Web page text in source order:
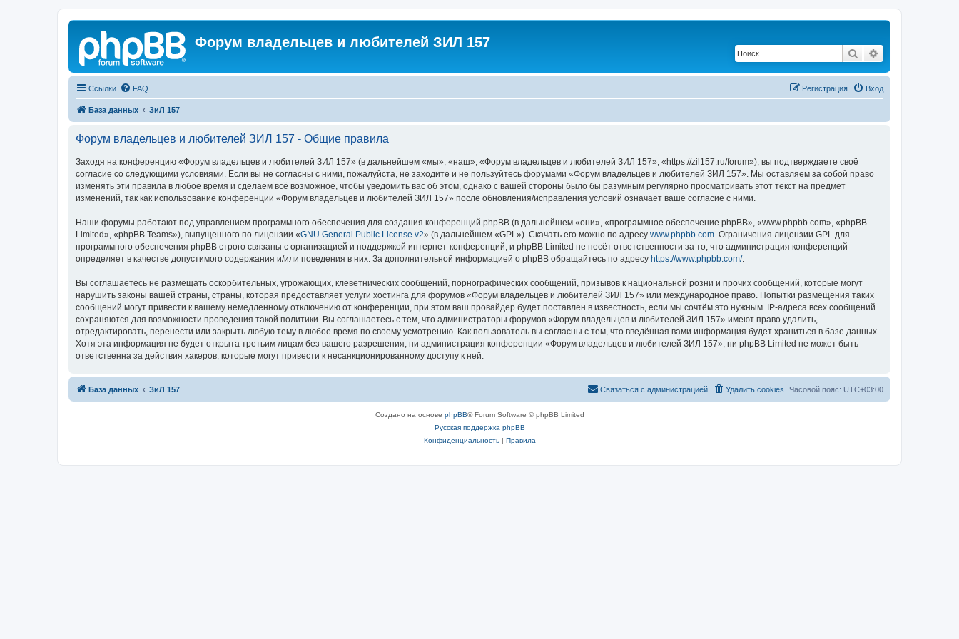
Форум владельцев и любителей ЗИЛ 157
Поиск
Ссылки FAQ Вход
Регистрация
База данных ЗиЛ 157
Форум владельцев и любителей ЗИЛ 157 - Общие правила
Заходя на конференцию «Форум владельцев и любителей ЗИЛ 157» (в дальнейшем «мы», «наш», «Форум владельцев и любителей ЗИЛ 157», «https://zil157.ru/forum»), вы подтверждаете своё
согласие со следующими условиями. Если вы не согласны с ними, пожалуйста, не заходите и не пользуйтесь форумами «Форум владельцев и любителей ЗИЛ 157». Мы оставляем за собой право
изменять эти правила в любое время и сделаем всё возможное, чтобы уведомить вас об этом, однако с вашей стороны было бы разумным регулярно просматривать этот текст на предмет
изменений, так как использование конференции «Форум владельцев и любителей ЗИЛ 157» после обновления/исправления условий означает ваше согласие с ними.
Наши форумы работают под управлением программного обеспечения для создания конференций phpBB (в дальнейшем «они», «программное обеспечение phpBB», «www.phpbb.com», «phpBB
Limited», «phpBB Teams»), выпущенного по лицензии «GNU General Public License v2» (в дальнейшем «GPL»). Скачать его можно по адресу www.phpbb.com. Ограничения лицензии GPL для
программного обеспечения phpBB строго связаны с организацией и поддержкой интернет-конференций, и phpBB Limited не несёт ответственности за то, что администрация конференций
определяет в качестве допустимого содержания и/или поведения в них. За дополнительной информацией о phpBB обращайтесь по адресу https://www.phpbb.com/.
Вы соглашаетесь не размещать оскорбительных, угрожающих, клеветнических сообщений, порнографических сообщений, призывов к национальной розни и прочих сообщений, которые могут
нарушить законы вашей страны, страны, которая предоставляет услуги хостинга для форумов «Форум владельцев и любителей ЗИЛ 157» или международное право. Попытки размещения таких
сообщений могут привести к вашему немедленному отключению от конференции, при этом ваш провайдер будет поставлен в известность, если мы сочтём это нужным. IP-адреса всех сообщений
сохраняются для возможности проведения такой политики. Вы соглашаетесь с тем, что администраторы форумов «Форум владельцев и любителей ЗИЛ 157» имеют право удалить,
отредактировать, перенести или закрыть любую тему в любое время по своему усмотрению. Как пользователь вы согласны с тем, что введённая вами информация будет храниться в базе данных.
Хотя эта информация не будет открыта третьим лицам без вашего разрешения, ни администрация конференции «Форум владельцев и любителей ЗИЛ 157», ни phpBB Limited не может быть
ответственна за действия хакеров, которые могут привести к несанкционированному доступу к ней.
База данных ЗиЛ 157 Часовой пояс: UTC+03:00
Удалить cookies
Связаться с администрацией
Создано на основе phpBB® Forum Software © phpBB Limited
Русская поддержка phpBB
Конфиденциальность| Правила